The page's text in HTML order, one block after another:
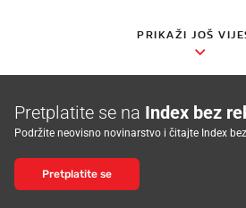
PRIKAŽI JOŠ
Pretplatite se na Index bez
Podržite neovisno novinarstvo i čitajte Index
Pretplatite se